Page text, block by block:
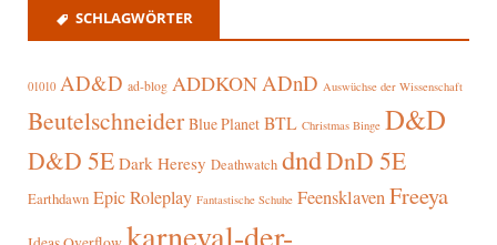
SCHLAGWÖRTER
01010 AD&D ad-blog ADDKONADnD Auswüchse der Wissenschaft
Beutelschneider Blue Planet BTL Christmas Binge D&D
D&D 5E Dark Heresy Deathwatch dndDnD 5E
Earthdawn Epic Roleplay Fantastische Schuhe FeensklavenFreeya
karneval-der-